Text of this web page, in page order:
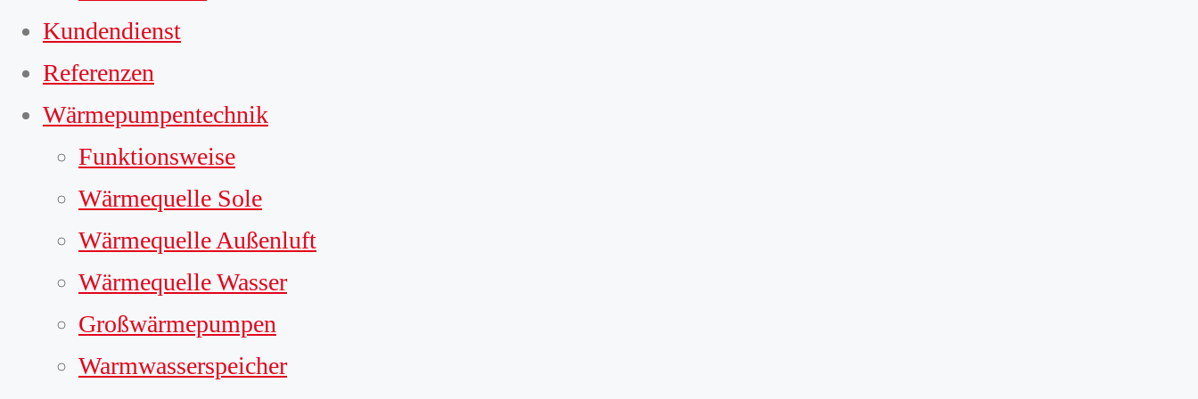
Kundendienst
Referenzen
Wärmepumpentechnik
Funktionsweise
Wärmequelle Sole
Wärmequelle Außenluft
Wärmequelle Wasser
Großwärmepumpen
Warmwasserspeicher